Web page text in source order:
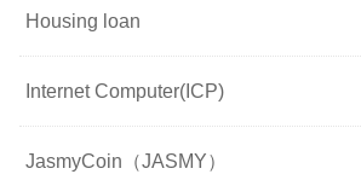
Housing loan
Internet Computer(ICP)
JasmyCoin（JASMY）